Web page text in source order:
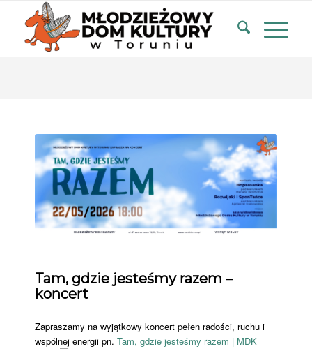
Tam, gdzie jesteśmy razem –
koncert
Zapraszamy na wyjątkowy koncert pełen radości, ruchu i
wspólnej energii pn. Tam, gdzie jesteśmy razem | MDK